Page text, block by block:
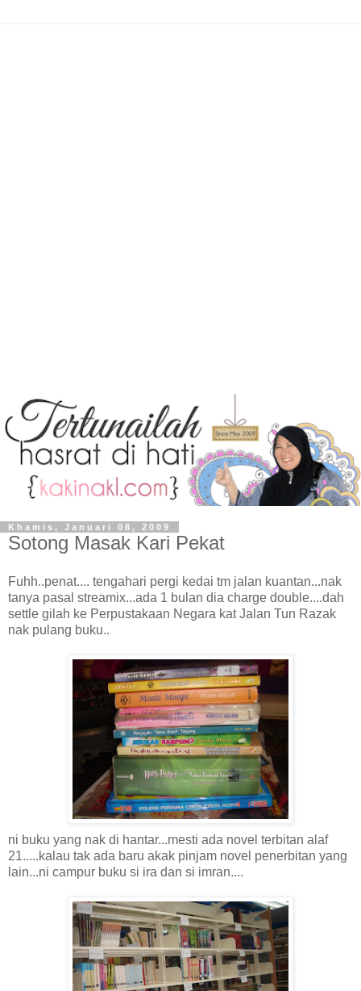
Khamis, Januari 08, 2009
Sotong Masak Kari Pekat
Fuhh..penat.... tengahari pergi kedai tm jalan kuantan...nak
tanya pasal streamix...ada 1 bulan dia charge double....dah
settle gilah ke Perpustakaan Negara kat Jalan Tun Razak
nak pulang buku..
ni buku yang nak di hantar...mesti ada novel terbitan alaf
21.....kalau tak ada baru akak pinjam novel penerbitan yang
lain...ni campur buku si ira dan si imran....